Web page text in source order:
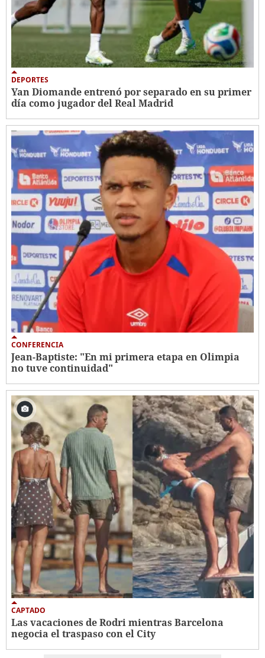
DEPORTES
Yan Diomande entrenó por separado en su primer
día como jugador del Real Madrid
CONFERENCIA
Jean-Baptiste: "En mi primera etapa en Olimpia
no tuve continuidad"
CAPTADO
Las vacaciones de Rodri mientras Barcelona
negocia el traspaso con el City